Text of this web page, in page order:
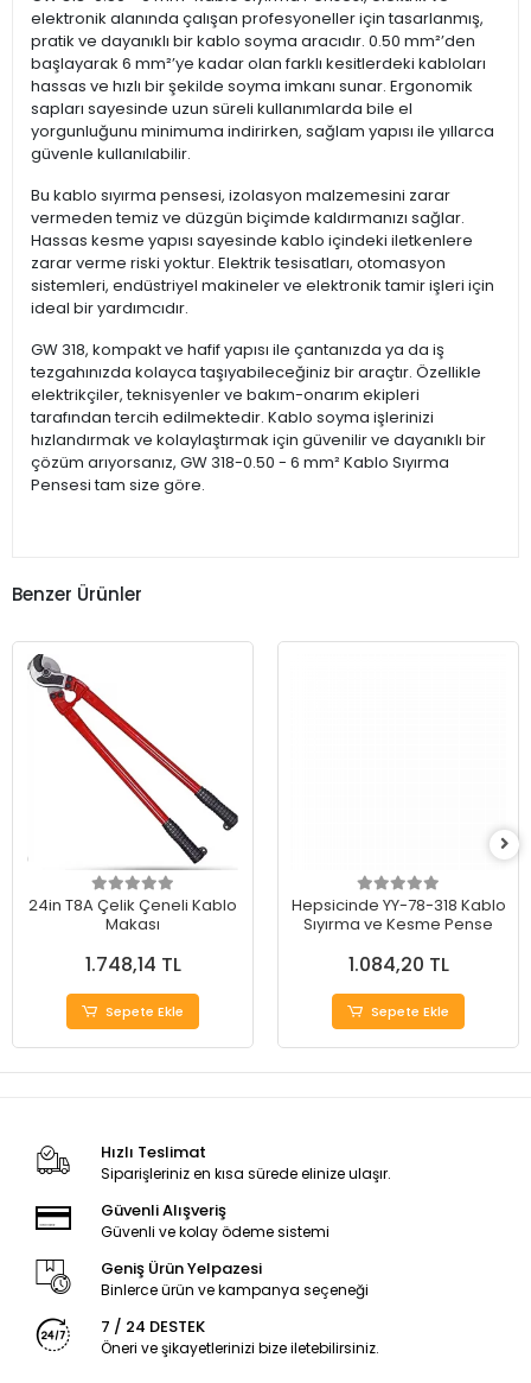
elektronik alanında çalışan profesyoneller için tasarlanmış,
pratik ve dayanıklı bir kablo soyma aracıdır. 0.50 mm²’den
başlayarak 6 mm²’ye kadar olan farklı kesitlerdeki kabloları
hassas ve hızlı bir şekilde soyma imkanı sunar. Ergonomik
sapları sayesinde uzun süreli kullanımlarda bile el
yorgunluğunu minimuma indirirken, sağlam yapısı ile yıllarca
güvenle kullanılabilir.
Bu kablo sıyırma pensesi, izolasyon malzemesini zarar
vermeden temiz ve düzgün biçimde kaldırmanızı sağlar.
Hassas kesme yapısı sayesinde kablo içindeki iletkenlere
zarar verme riski yoktur. Elektrik tesisatları, otomasyon
sistemleri, endüstriyel makineler ve elektronik tamir işleri için
ideal bir yardımcıdır.
GW 318, kompakt ve hafif yapısı ile çantanızda ya da iş
tezgahınızda kolayca taşıyabileceğiniz bir araçtır. Özellikle
elektrikçiler, teknisyenler ve bakım-onarım ekipleri
tarafından tercih edilmektedir. Kablo soyma işlerinizi
hızlandırmak ve kolaylaştırmak için güvenilir ve dayanıklı bir
çözüm arıyorsanız, GW 318-0.50 - 6 mm² Kablo Sıyırma
Pensesi tam size göre.
Benzer Ürünler
24in T8A Çelik Çeneli Kablo
Makası
1.748,14 TL
Sepete Ekle
Hepsicinde YY-78-318 Kablo
Sıyırma ve Kesme Pense
1.084,20 TL
Sepete Ekle
Hızlı Teslimat
Siparişleriniz en kısa sürede elinize ulaşır.
Güvenli Alışveriş
Güvenli ve kolay ödeme sistemi
Geniş Ürün Yelpazesi
Binlerce ürün ve kampanya seçeneği
7 / 24 DESTEK
Öneri ve şikayetlerinizi bize iletebilirsiniz.